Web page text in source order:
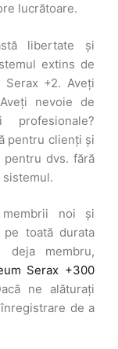
lucrătoare.
libertate și
extins de
+2. Aveți
nevoie de
pentru clienți și
dvs. fără
noi și
toată durata
deja membru,
Serax +300
ne alăturați
de a